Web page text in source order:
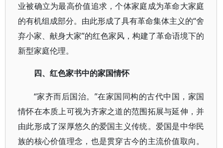
业被确立为最高价值追求，个体家庭成为革命大家庭
的有机组成部分。由此形成了具有革命集体主义的“舍
弃小家、献身大家”的红色家风，构建了革命语境下的
新型家庭伦理。
四、红色家书中的家国情怀
“家齐而后国治。”在家国同构的古代中国，家国
情怀在本质上可视为齐家之道的范围拓展与延伸，并
由此形成了深厚悠久的爱国主义传统。爱国是中华民
族的核心价值理念，也是贯穿古今的主流价值取向。